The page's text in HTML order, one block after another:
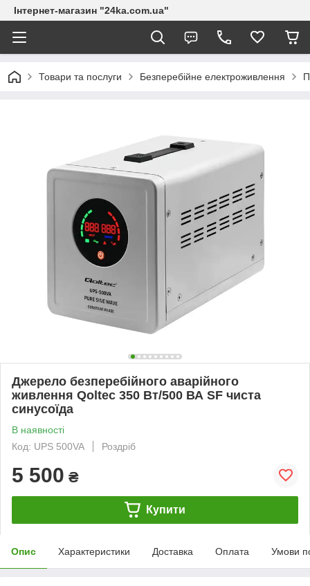
Інтернет-магазин "24ka.com.ua"
Товари та послуги Безперебійне електроживлення
Джерело безперебійного аварійного
живлення Qoltec 350 Вт/500 ВА SF чиста
синусоїда
В наявності
Код: UPS 500VA
Роздріб
5 500 ₴
Купити
Опис Характеристики Доставка Оплата Умови